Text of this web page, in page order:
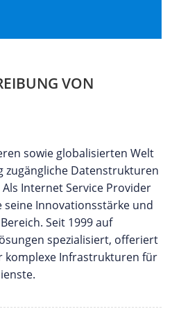
VON
sowie globalisierten Welt
zugängliche Datenstrukturen
Internet Service Provider
seine Innovationsstärke und
Seit 1999 auf
spezialisiert, offeriert
komplexe Infrastrukturen für